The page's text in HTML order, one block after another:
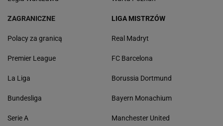
ZAGRANICZNE
Polacy za granicą
Premier League
La Liga
Bundesliga
Serie A
LIGA MISTRZÓW
Real Madryt
FC Barcelona
Borussia Dortmund
Bayern Monachium
Manchester United